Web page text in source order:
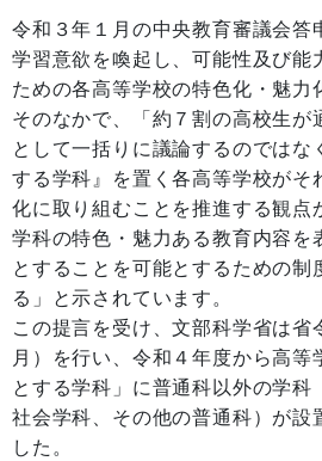
令和３年１月の中央教育審議会答
学習意欲を喚起し、可能性及び能
ための各高等学校の特色化・魅力
そのなかで、「約７割の高校生が
として一括りに議論するのではな
する学科』を置く各高等学校がそ
化に取り組むことを推進する観点
学科の特色・魅力ある教育内容を
とすることを可能とするための制
る」と示されています。
この提言を受け、文部科学省は省
月）を行い、令和４年度から高等
とする学科」に普通科以外の学科
社会学科、その他の普通科）が設
した。